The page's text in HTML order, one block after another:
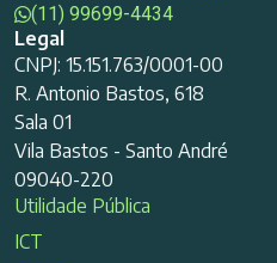
(11) 99699-4434
Legal
CNPJ: 15.151.763/0001-00
R. Antonio Bastos, 618
Sala 01
Vila Bastos - Santo André
09040-220
Utilidade Pública
ICT